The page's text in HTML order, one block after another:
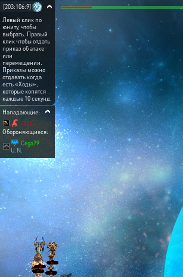
[203:106:9]
Левый клик по
юниту, чтобы
выбрать. Правый
клик чтобы отдать
приказ об атаке
или
перемещении.
Приказы можно
отдавать когда
есть «Ходы»,
которые копятся
каждые 10 секунд.
Нападающие:
-111-
Обороняющиеся:
Cega79
U.N.